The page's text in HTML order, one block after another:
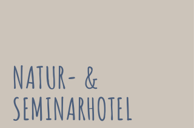
NATUR- &
SEMINARHOTEL